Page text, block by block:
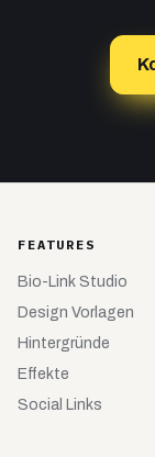
FEATURES
Bio-Link Studio
Design Vorlagen
Hintergründe
Effekte
Social Links